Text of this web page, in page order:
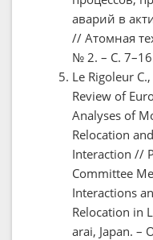
аварий в
// Атомная
№ 2. – С.
Le Rigoleur
Review of
Analyses of
Relocation
Interaction //
Committee
Interactions
Relocation in
arai, Japan. –